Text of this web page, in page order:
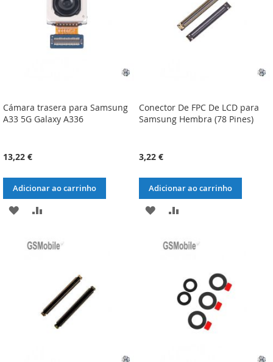
DESEJOS
Cámara trasera para Samsung
A33 5G Galaxy A336
13,22 €
Adicionar ao carrinho
ADICIONAR
LISTA
DESEJOS
COMPARAÇÃO
Conector De FPC De LCD para
Samsung Hembra (78 Pines)
3,22 €
Adicionar ao carrinho
ADICIONAR
LISTA
DESEJOS
ADICIONAR
COMPARAÇÃO